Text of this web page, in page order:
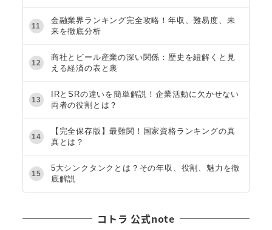
11
金融業界ランキング完全攻略！年収、難易度、未
来を徹底分析
12
商社とビール産業の深い関係：歴史を紐解くと見
える経済の表と裏
13
IRとSRの違いを簡単解説！企業活動に欠かせない
両者の役割とは？
14
【完全保存版】最難関！国家資格ランキングの真
真とは？
15
5大シンクタンクとは？その年収、役割、魅力を徹
底解説
コトラ 公式note